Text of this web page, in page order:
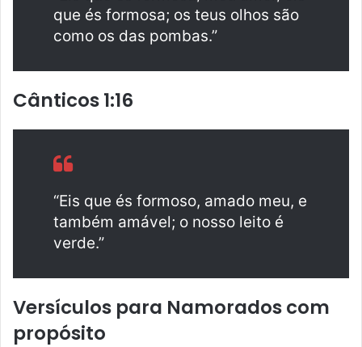
que és formosa; os teus olhos são
como os das pombas.”
Cânticos 1:16
“Eis que és formoso, amado meu, e
também amável; o nosso leito é
verde.”
Versículos para Namorados com
propósito